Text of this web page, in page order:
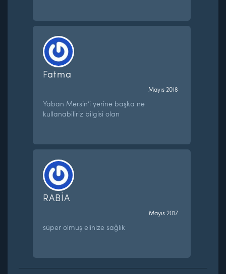
Fatma
Mayıs 2018
Yaban Mersin’i yerine başka ne
kullanabiliriz bilgisi olan
RABİA
Mayıs 2017
süper olmuş elinize sağlık